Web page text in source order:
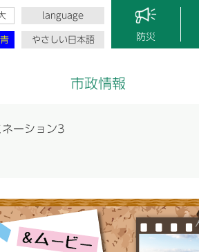
青
language
やさしい日本語 防災
市政情報
ネーション3